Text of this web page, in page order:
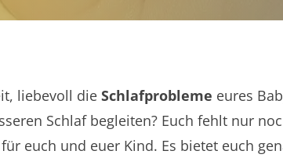
liebevoll die Schlafprobleme eures
Schlaf begleiten? Euch fehlt nur
euch und euer Kind. Es bietet euch